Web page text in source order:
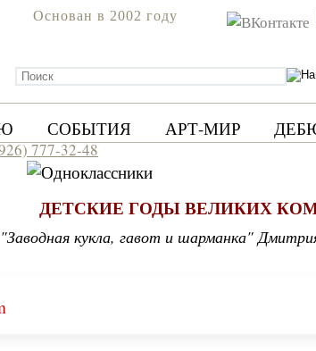
Основан в 2002 году
СОБЫТИЯ АРТ-МИР
777-32-48
ДЕТСКИЕ ГОДЫ ВЕЛИКИХ
кукла, гавот и шарманка"